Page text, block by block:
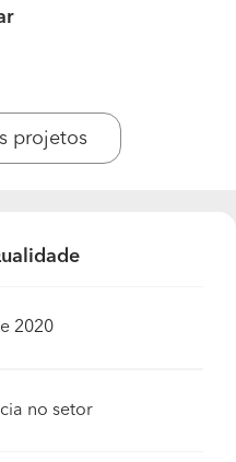
projetos
2020
no setor